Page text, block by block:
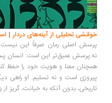
تحلیلی از آینه‌های دردار | اسحاق
اصلی رمان صرفاً این نیست که آیا
عمیق‌تر این است: انسان پس از
معنا و هویت خود را حفظ کند؟...
است و نه تسلیم. او راهی دیگر را
بدون آنکه به خیانت، گریز از واقعیت